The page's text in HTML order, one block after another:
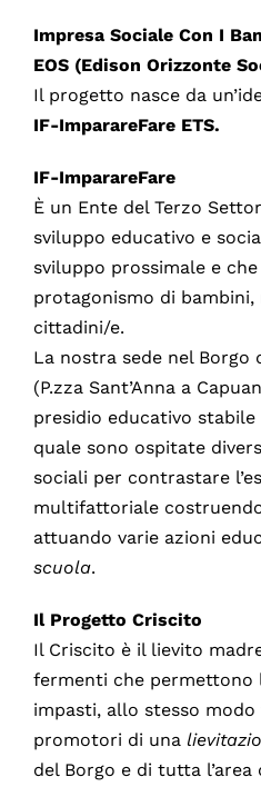
Impresa Sociale Con I
EOS (Edison Orizzonte
Il progetto nasce da
IF-ImparareFare ETS.
IF-ImparareFare
È un Ente del Terzo
sviluppo educativo e
sviluppo prossimale e
protagonismo di bambini,
cittadini/e.
La nostra sede nel Borgo
(P.zza Sant’Anna a
presidio educativo
quale sono ospitate
sociali per contrastare
multifattoriale
attuando varie azioni
scuola.
Il Progetto Criscito
Il Criscito è il lievito
fermenti che permettono
impasti, allo stesso
promotori di una
del Borgo e di tutta